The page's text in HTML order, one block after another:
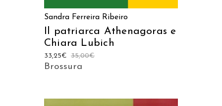
Sandra Ferreira Ribeiro
Il patriarca Athenagoras e
Chiara Lubich
35,00€
33,25€
Brossura